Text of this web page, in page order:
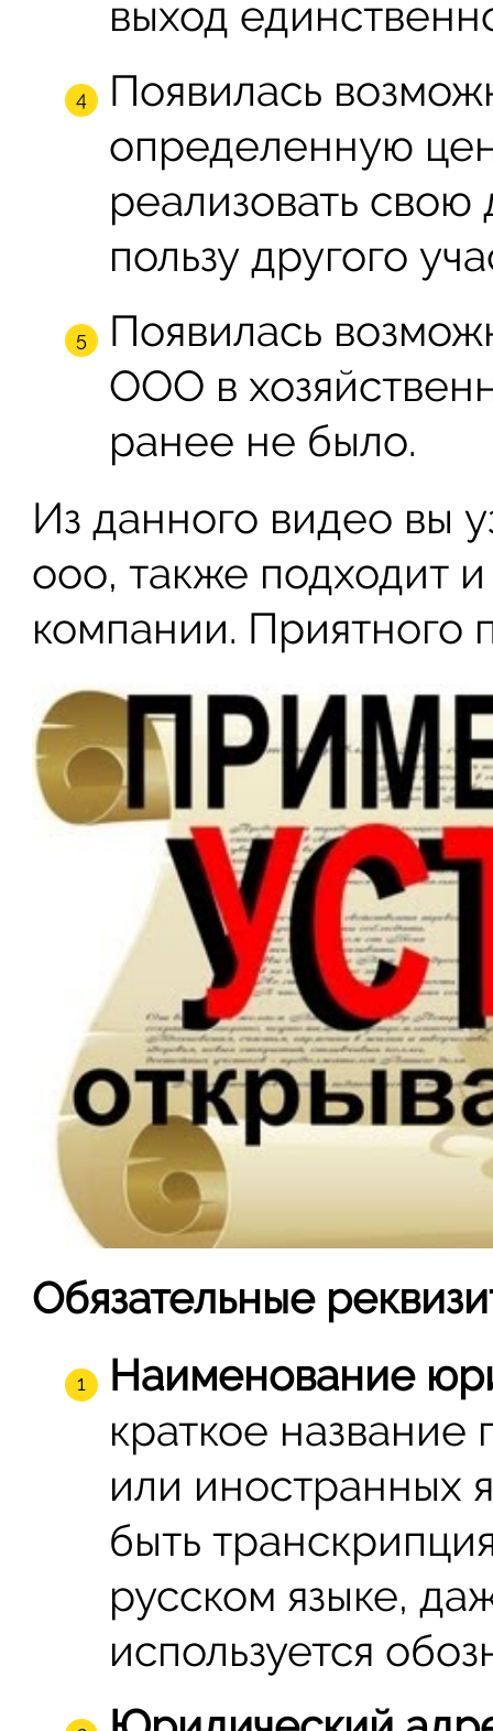
выход
Появилась
определенную
реализовать
пользу другого
Появилась
ООО в
ранее не было.
Из данного видео вы
ооо, также подходит
компании. Приятного
Обязательные
Наименование
краткое
или иностранных
быть
русском языке,
используется